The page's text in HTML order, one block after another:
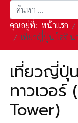
การค้นหา
คุณอยู่ที่: หน้าแรก
เที่ยวญี่ปุ่น ไอจิ น
เที่ยวญี่ปุ่
ทาวเวอร์
Tower)